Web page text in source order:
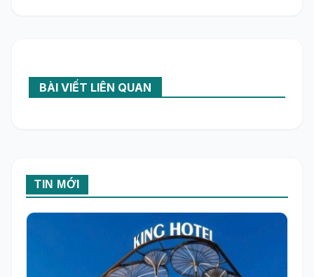
BÀI VIẾT LIÊN QUAN
TIN MỚI